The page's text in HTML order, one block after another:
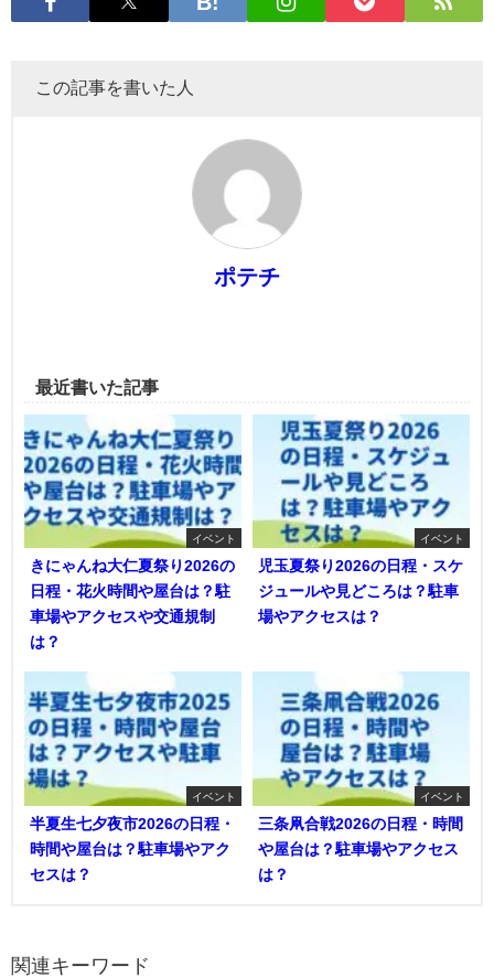
この記事を書いた人
ポテチ
最近書いた記事
イベント
きにゃんね大仁夏祭り2026の
日程・花火時間や屋台は？駐
車場やアクセスや交通規制
は？
イベント
児玉夏祭り2026の日程・スケ
ジュールや見どころは？駐車
場やアクセスは？
イベント
半夏生七夕夜市2026の日程・
時間や屋台は？駐車場やアク
セスは？
イベント
三条凧合戦2026の日程・時間
や屋台は？駐車場やアクセス
は？
関連キーワード